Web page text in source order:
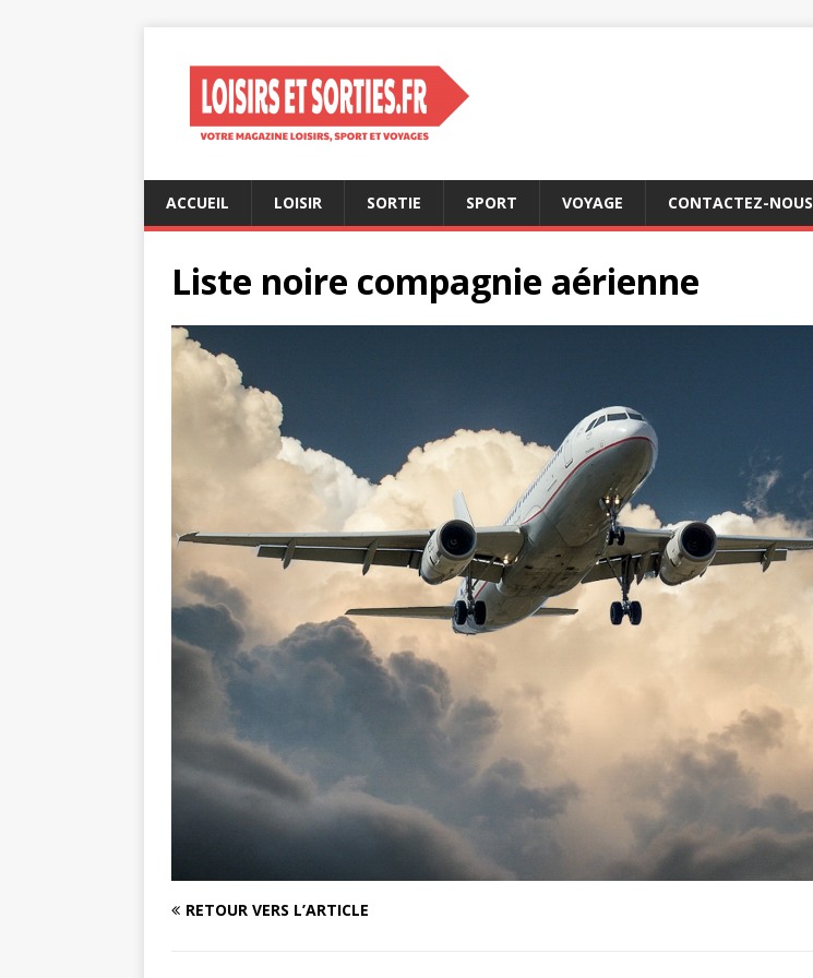
ACCUEIL LOISIR SORTIE SPORT VOYAGE CONTACTEZ-NOUS
Liste noire compagnie aérienne
RETOUR VERS L’ARTICLE